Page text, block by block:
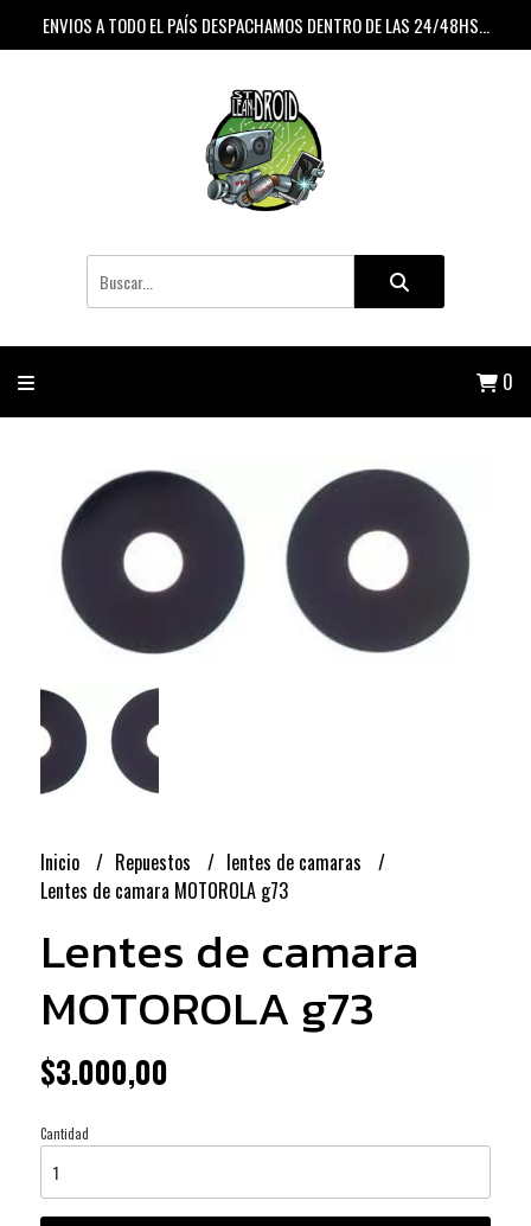
ENVIOS A TODO EL PAÍS DESPACHAMOS DENTRO DE LAS 24/48HS...
0
Inicio Repuestos
lentes de camaras
Lentes de camara MOTOROLA g73
Lentes de camara
MOTOROLA g73
$3.000,00
Cantidad